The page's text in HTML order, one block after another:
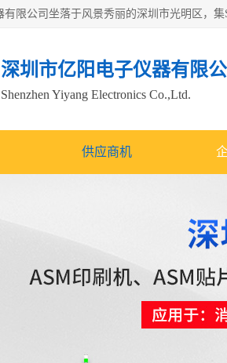
深圳市亿阳电子仪器有限
Shenzhen Yiyang Electronics Co.,Ltd.
供应商机